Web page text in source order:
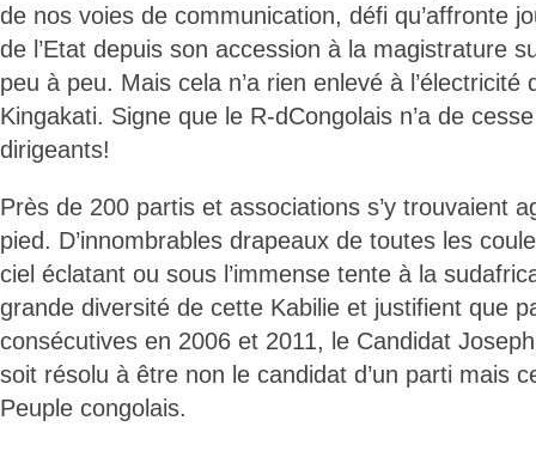
de nos voies de communication, défi qu’affronte
de l’Etat depuis son accession à la magistrature
peu à peu. Mais cela n’a rien enlevé à l’électricité
Kingakati. Signe que le R-dCongolais n’a de
dirigeants!
Près de 200 partis et associations s’y trouvaient
pied. D’innombrables drapeaux de toutes les
ciel éclatant ou sous l’immense tente à la
grande diversité de cette Kabilie et justifient que
consécutives en 2006 et 2011, le Candidat
soit résolu à être non le candidat d’un parti mais
Peuple congolais.